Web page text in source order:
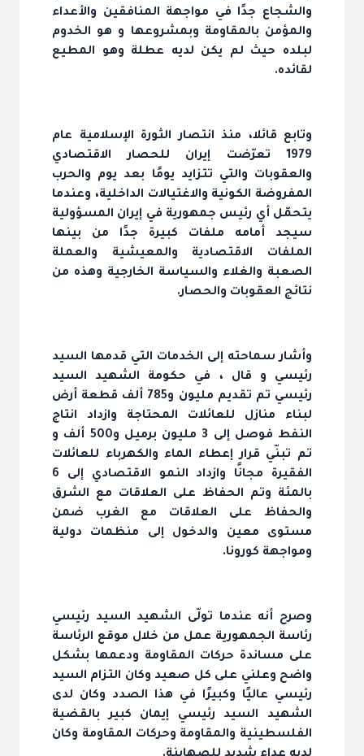
والشجاع جدًا في مواجهة المنافقين والأعداء
والمؤمن بالمقاومة وبمشروعها و هو الخدوم
لبلده حيث لم يكن لديه عطلة وهو المطيع
لقائده.
وتابع قائلا، منذ انتصار الثورة الإسلامية عام
1979 تعرّضت إيران للحصار الاقتصادي
والعقوبات والتي تتزايد يومًا بعد يوم والحرب
المفروضة الكونية والاغتيالات الداخلية، وعندما
يتحمّل أي رئيس جمهورية في إيران المسؤولية
سيجد أمامه ملفات كبيرة جدًا من بينها
الملفات الاقتصادية والمعيشية والعملة
الصعبة والغلاء والسياسة الخارجية وهذه من
نتائج العقوبات والحصار.
وأشار سماحته إلى الخدمات التي قدمها السيد
رئيسي و قال ، في حكومة الشهيد السيد
رئيسي تم تقديم مليون و785 ألف قطعة أرض
لبناء منازل للعائلات المحتاجة وازداد انتاج
النفط فوصل إلى 3 مليون برميل و500 ألف و
تم تبنّي قرار إعطاء الماء والكهرباء للعائلات
الفقيرة مجانًا وازداد النمو الاقتصادي إلى 6
بالمئة وتم الحفاظ على العلاقات مع الشرق
والحفاظ على العلاقات مع الغرب ضمن
مستوى معين والدخول إلى منظمات دولية
ومواجهة كورونا.
وصرح أنه عندما تولّى الشهيد السيد رئيسي
رئاسة الجمهورية عمل من خلال موقع الرئاسة
على مساندة حركات المقاومة ودعمها بشكل
واضح وعلني على كل صعيد وكان التزام السيد
رئيسي عاليًا وكبيرًا في هذا الصدد وكان لدى
الشهيد السيد رئيسي إيمان كبير بالقضية
الفلسطينية والمقاومة وحركات المقاومة وكان